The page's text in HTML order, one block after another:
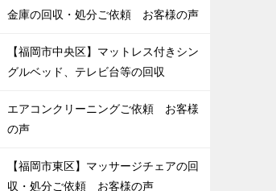
金庫の回収・処分ご依頼 お客様の声
【福岡市中央区】マットレス付きシン
グルベッド、テレビ台等の回収
エアコンクリーニングご依頼 お客様
の声
【福岡市東区】マッサージチェアの回
収・処分ご依頼 お客様の声